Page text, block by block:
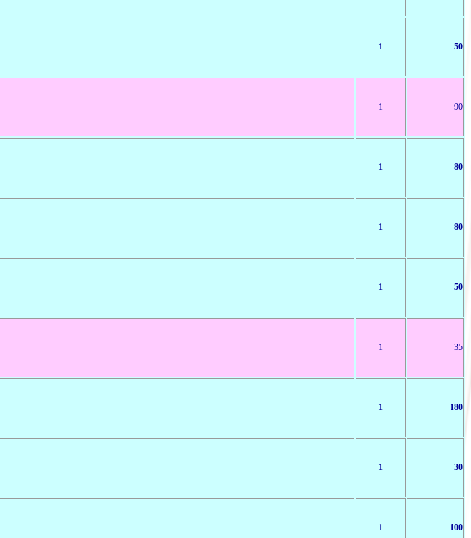
1 50
1 90
1 80
1 80
1 50
1 35
1 180
1 30
1 100